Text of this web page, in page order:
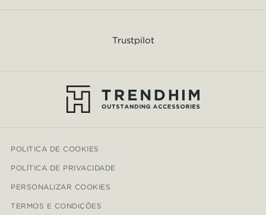
Trustpilot
POLITICA DE COOKIES
POLÍTICA DE PRIVACIDADE
PERSONALIZAR COOKIES
TERMOS E CONDIÇÕES